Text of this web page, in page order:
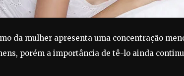
da mulher apresenta uma concentração
porém a importância de tê-lo ainda